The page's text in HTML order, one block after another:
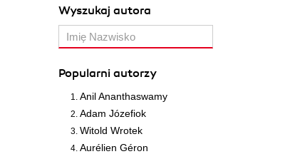
Wyszukaj autora
Popularni autorzy
Anil Ananthaswamy
Adam Józefiok
Witold Wrotek
Aurélien Géron